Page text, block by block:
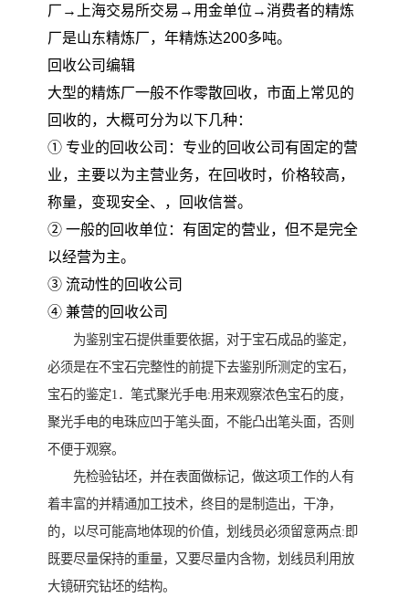
厂→上海交易所交易→用金单位→消费者的精炼
厂是山东精炼厂，年精炼达200多吨。
回收公司编辑
大型的精炼厂一般不作零散回收，市面上常见的
回收的，大概可分为以下几种：
① 专业的回收公司：专业的回收公司有固定的营
业，主要以为主营业务，在回收时，价格较高，
称量，变现安全、，回收信誉。
② 一般的回收单位：有固定的营业，但不是完全
以经营为主。
③ 流动性的回收公司
④ 兼营的回收公司
为鉴别宝石提供重要依据，对于宝石成品的鉴定，
必须是在不宝石完整性的前提下去鉴别所测定的宝石，
宝石的鉴定1．笔式聚光手电:用来观察浓色宝石的度，
聚光手电的电珠应凹于笔头面，不能凸出笔头面，否则
不便于观察。
先检验钻坯，并在表面做标记，做这项工作的人有
着丰富的并精通加工技术，终目的是制造出，干净，
的，以尽可能高地体现的价值，划线员必须留意两点:即
既要尽量保持的重量，又要尽量内含物，划线员利用放
大镜研究钻坯的结构。